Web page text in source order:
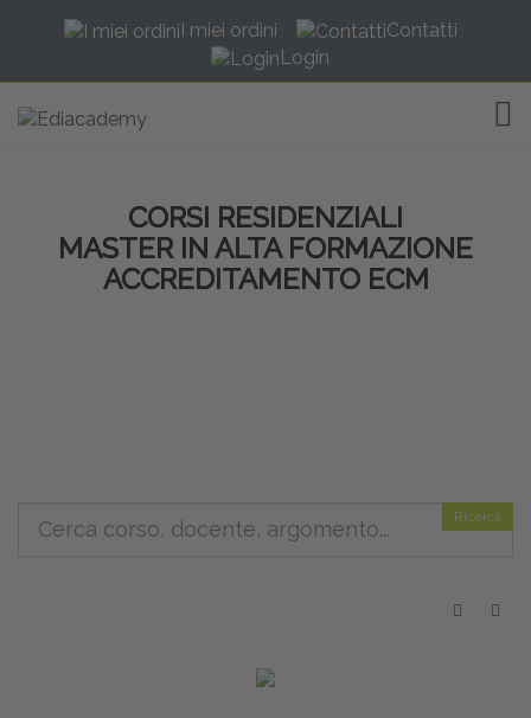
I miei ordini
Contatti
Login
CORSI RESIDENZIALI
MASTER IN ALTA FORMAZIONE
ACCREDITAMENTO ECM
Ricerca